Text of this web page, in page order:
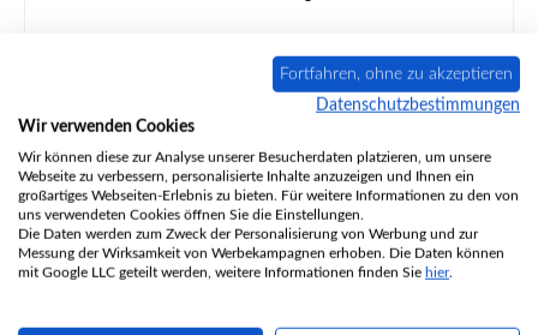
01003799
Inhalt:0.5 Liter (27,98 € / 1 Liter)
Regulärer Preis:
13,99 €
Sofort verfügbar, Lieferzeit: 2-4 Tage
Fortfahren, ohne zu akzeptieren
Datenschutzbestimmungen
Wir verwenden Cookies
Wir können diese zur Analyse unserer Besucherdaten platzieren, um unsere
Webseite zu verbessern, personalisierte Inhalte anzuzeigen und Ihnen ein
großartiges Webseiten-Erlebnis zu bieten. Für weitere Informationen zu den von
uns verwendeten Cookies öffnen Sie die Einstellungen.
Die Daten werden zum Zweck der Personalisierung von Werbung und zur
Messung der Wirksamkeit von Werbekampagnen erhoben. Die Daten können
mit Google LLC geteilt werden, weitere Informationen finden Sie hier.